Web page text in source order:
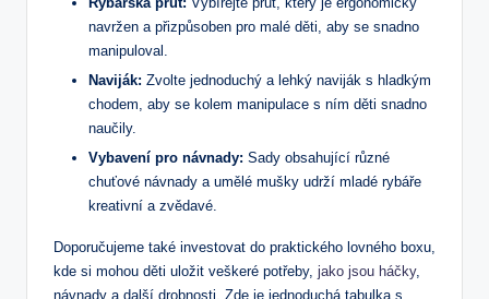
navržen ⁢a přizpůsoben ⁢pro malé děti, aby se snadno​
manipuloval.
Naviják: Zvolte jednoduchý a lehký​ naviják s ​hladkým
chodem, aby⁤ se kolem ‍manipulace ‌s ním děti ‌snadno
‍naučily.
Vybavení⁣ pro​ návnady: Sady obsahující ⁢různé
⁣chuťové návnady a umělé mušky udrží ‌mladé rybáře
kreativní a zvědavé.
Doporučujeme také investovat do praktického lovného ⁢boxu,
kde si mohou děti uložit veškeré potřeby, ​ jako jsou háčky,
návnady a další drobnosti. Zde⁢ je⁣ jednoduchá tabulka s